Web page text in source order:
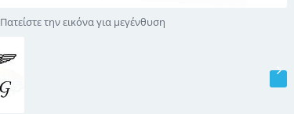
Πατείστε την εικόνα για μεγένθυση